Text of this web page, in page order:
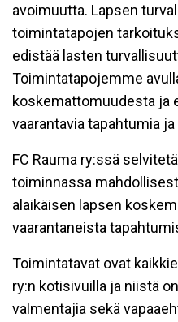
avoimuutta. Lapsen
toimintatapojen
edistää lasten
Toimintatapojemme
koskemattomuudesta ja
vaarantavia tapahtumia
FC Rauma ry:ssä
toiminnassa
alaikäisen lapsen
vaarantaneista
Toimintatavat ovat
ry:n kotisivuilla ja niistä
valmentajia sekä